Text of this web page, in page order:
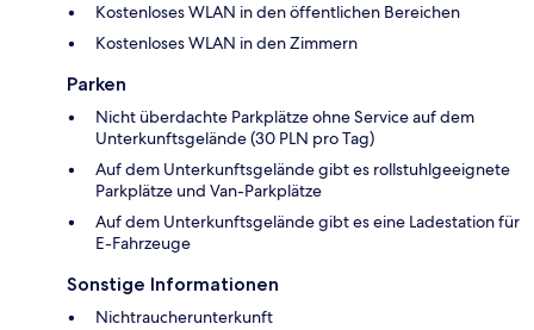
Kostenloses WLAN in den öffentlichen Bereichen
Kostenloses WLAN in den Zimmern
Parken
Nicht überdachte Parkplätze ohne Service auf dem
Unterkunftsgelände (30 PLN pro Tag)
Auf dem Unterkunftsgelände gibt es rollstuhlgeeignete
Parkplätze und Van-Parkplätze
Auf dem Unterkunftsgelände gibt es eine Ladestation für
E-Fahrzeuge
Sonstige Informationen
Nichtraucherunterkunft